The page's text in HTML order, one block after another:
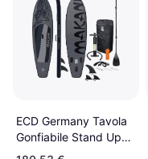
ECD Germany Tavola
Gonfiabile Stand Up
Paddle Board